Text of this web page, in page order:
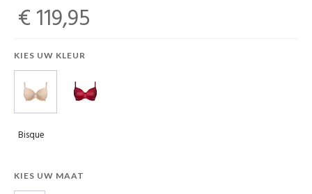
€ 119,95
KIES UW KLEUR
Bisque
KIES UW MAAT